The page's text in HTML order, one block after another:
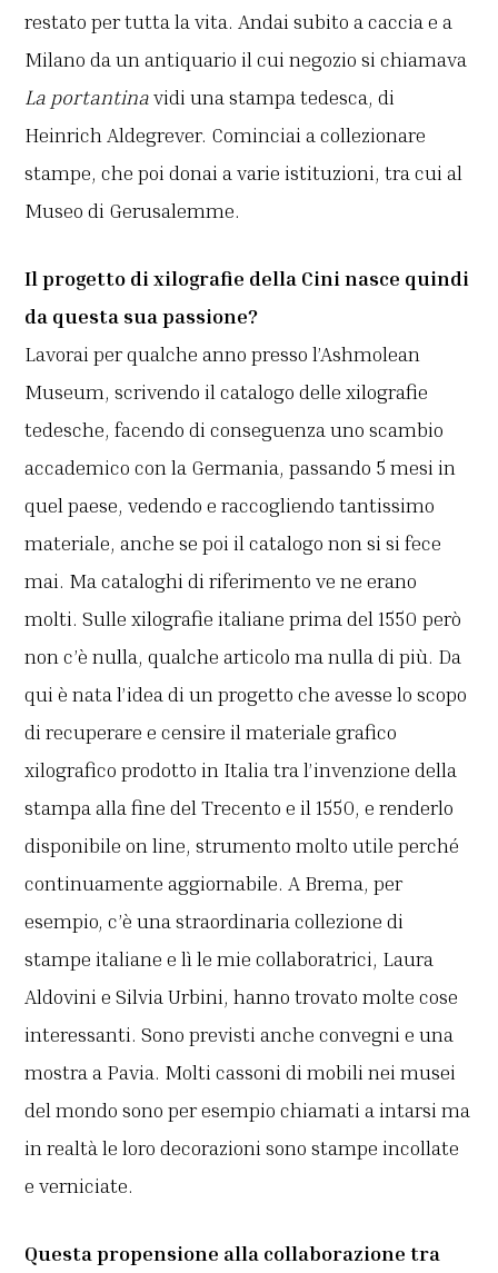
restato per tutta la vita. Andai subito a caccia e a
Milano da un antiquario il cui negozio si chiamava
La portantinavidi una stampa tedesca, di
Heinrich Aldegrever. Cominciai a collezionare
stampe, che poi donai a varie istituzioni, tra cui al
Museo di Gerusalemme.
Il progetto di xilografie della Cini nasce quindi
da questa sua passione?
Lavorai per qualche anno presso l’Ashmolean
Museum, scrivendo il catalogo delle xilografie
tedesche, facendo di conseguenza uno scambio
accademico con la Germania, passando 5 mesi in
quel paese, vedendo e raccogliendo tantissimo
materiale, anche se poi il catalogo non si si fece
mai. Ma cataloghi di riferimento ve ne erano
molti. Sulle xilografie italiane prima del 1550 però
non c’è nulla, qualche articolo ma nulla di più. Da
qui è nata l’idea di un progetto che avesse lo scopo
di recuperare e censire il materiale grafico
xilografico prodotto in Italia tra l’invenzione della
stampa alla fine del Trecento e il 1550, e renderlo
disponibile on line, strumento molto utile perché
continuamente aggiornabile. A Brema, per
esempio, c’è una straordinaria collezione di
stampe italiane e lì le mie collaboratrici, Laura
Aldovini e Silvia Urbini, hanno trovato molte cose
interessanti. Sono previsti anche convegni e una
mostra a Pavia. Molti cassoni di mobili nei musei
del mondo sono per esempio chiamati a intarsi ma
in realtà le loro decorazioni sono stampe incollate
e verniciate.
Questa propensione alla collaborazione tra